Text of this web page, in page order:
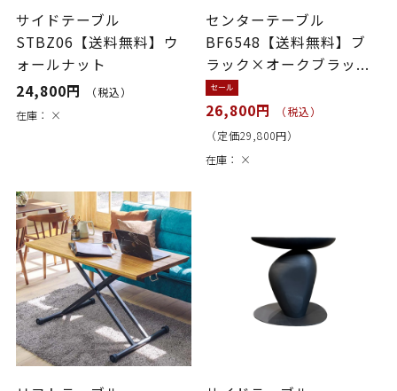
サイドテーブル
STBZ06【送料無料】ウ
ォールナット
24,800円
（税込）
在庫： ×
センターテーブル
BF6548【送料無料】ブ
ラック×オークブラッ...
セール
26,800円
（税込）
（定価29,800円）
在庫： ×